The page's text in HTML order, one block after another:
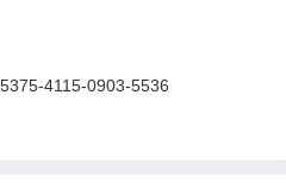
4115-0903-5536